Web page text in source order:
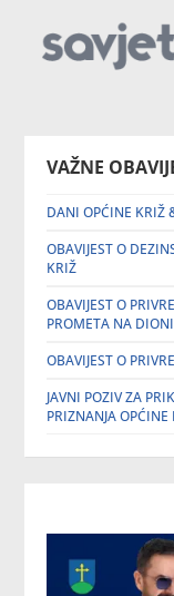
VAŽNE
DANI OPĆINE KRIŽ
OBAVIJEST O
KRIŽ
OBAVIJEST O
PROMETA NA
OBAVIJEST O
JAVNI POZIV ZA
PRIZNANJA OPĆINE